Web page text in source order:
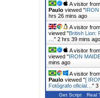
A visitor from
Paulo viewed "IRON
hrs 26 mins ago
A visitor from
viewed "British Lion:
" 2 hrs 39 mins ago
A visitor from
viewed "IRON
mins ago
A visitor from
Paulo viewed "[
Fotógrafo oficial… " 3
Get Script Real